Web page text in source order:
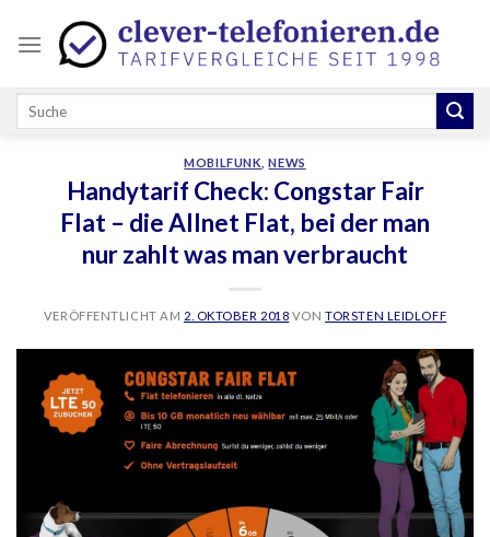
MOBILFUNK ,NEWS
Handytarif Check: Congstar Fair
Flat – die Allnet Flat, bei der man
nur zahlt was man verbraucht
VERÖFFENTLICHT AM 2. OKTOBER 2018 VONTORSTEN LEIDLOFF